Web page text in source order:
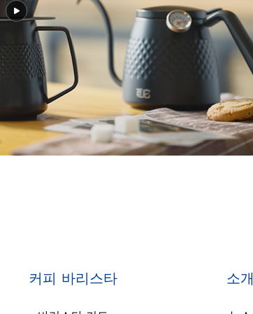
커피 바리스타 소개